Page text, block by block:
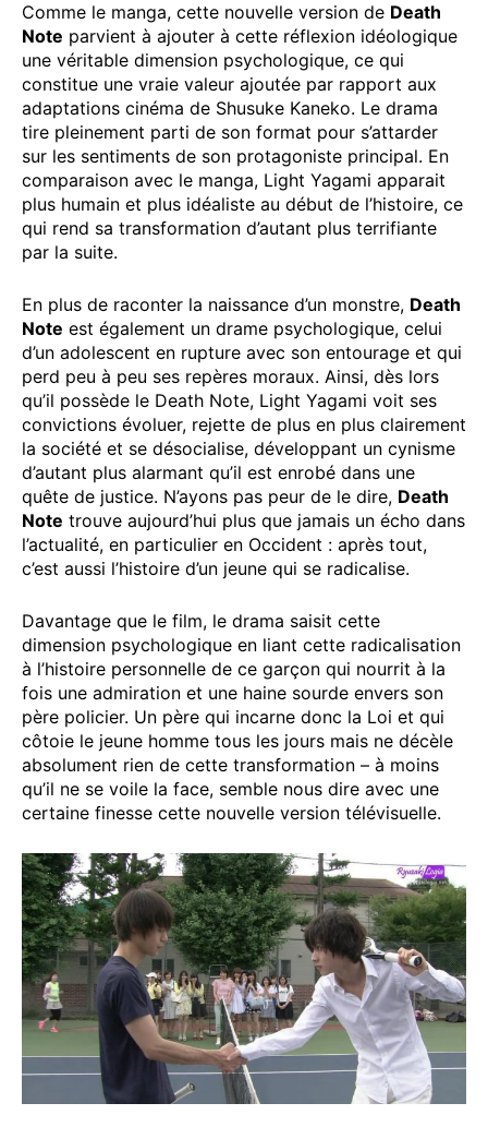
Comme le manga, cette nouvelle version de Death
Note parvient à ajouter à cette réflexion idéologique
une véritable dimension psychologique, ce qui
constitue une vraie valeur ajoutée par rapport aux
adaptations cinéma de Shusuke Kaneko. Le drama
tire pleinement parti de son format pour s’attarder
sur les sentiments de son protagoniste principal. En
comparaison avec le manga, Light Yagami apparait
plus humain et plus idéaliste au début de l’histoire, ce
qui rend sa transformation d’autant plus terrifiante
par la suite.
En plus de raconter la naissance d’un monstre, Death
Note est également un drame psychologique, celui
d’un adolescent en rupture avec son entourage et qui
perd peu à peu ses repères moraux. Ainsi, dès lors
qu’il possède le Death Note, Light Yagami voit ses
convictions évoluer, rejette de plus en plus clairement
la société et se désocialise, développant un cynisme
d’autant plus alarmant qu’il est enrobé dans une
quête de justice. N’ayons pas peur de le dire, Death
Note trouve aujourd’hui plus que jamais un écho dans
l’actualité, en particulier en Occident : après tout,
c’est aussi l’histoire d’un jeune qui se radicalise.
Davantage que le film, le drama saisit cette
dimension psychologique en liant cette radicalisation
à l’histoire personnelle de ce garçon qui nourrit à la
fois une admiration et une haine sourde envers son
père policier. Un père qui incarne donc la Loi et qui
côtoie le jeune homme tous les jours mais ne décèle
absolument rien de cette transformation – à moins
qu’il ne se voile la face, semble nous dire avec une
certaine finesse cette nouvelle version télévisuelle.